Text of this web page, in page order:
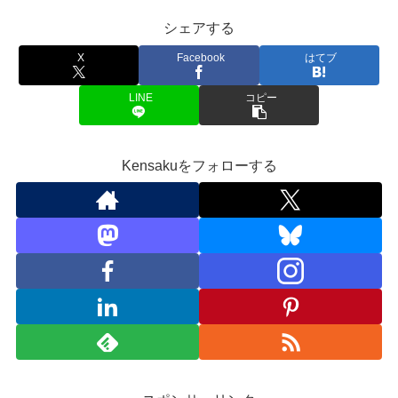
シェアする
X Facebook はてブ
LINE コピー
Kensakuをフォローする